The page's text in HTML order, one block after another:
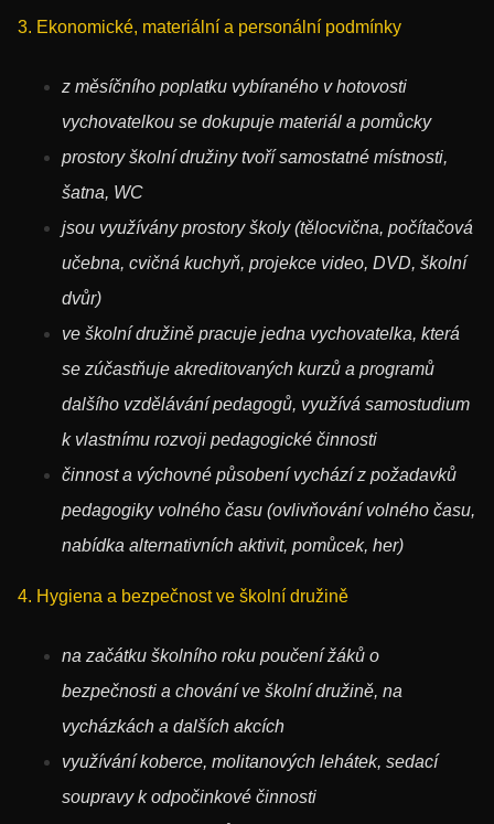
3. Ekonomické, materiální a personální podmínky
z měsíčního poplatku vybíraného v hotovosti
vychovatelkou se dokupuje materiál a pomůcky
prostory školní družiny tvoří samostatné místnosti,
šatna, WC
jsou využívány prostory školy (tělocvična, počítačová
učebna, cvičná kuchyň, projekce video, DVD, školní
dvůr)
ve školní družině pracuje jedna vychovatelka, která
se zúčastňuje akreditovaných kurzů a programů
dalšího vzdělávání pedagogů, využívá samostudium
k vlastnímu rozvoji pedagogické činnosti
činnost a výchovné působení vychází z požadavků
pedagogiky volného času (ovlivňování volného času,
nabídka alternativních aktivit, pomůcek, her)
4. Hygiena a bezpečnost ve školní družině
na začátku školního roku poučení žáků o
bezpečnosti a chování ve školní družině, na
vycházkách a dalších akcích
využívání koberce, molitanových lehátek, sedací
soupravy k odpočinkové činnosti